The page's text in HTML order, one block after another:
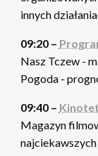
innych
09:20 –
Nasz Tczew -
Pogoda -
09:40 –
Magazyn